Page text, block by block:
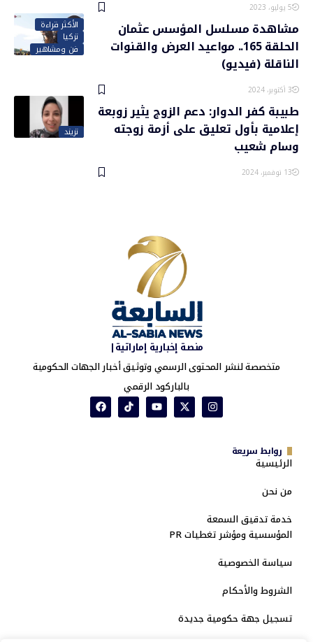
5 يوليو، 2023
الأكثر قراءة
تركيا
فن ومشاهير
مشاهدة مسلسل المؤسس عثمان
الحلقة 165.. مواعيد العرض والقنوات
الناقلة (فيديو)
3 أكتوبر، 2024
تريند
طبيبة كفر الدوار: دعم الزوج يثير زوبعة
إعلامية بأول تعليق على أزمة زوجته
وسام شعيب
13 نوفمبر، 2024
منصة إخبارية إماراتية|
متخصصة لنشر المحتوى الرسمي وتوثيق أخبار الجهات الحكومية
بالباركود الرقمي
روابط سريعة
الرئيسية
من نحن
خدمة تدقيق السمعة
المؤسسية ومؤشر تغطيات PR
سياسة الخصوصية
الشروط والأحكام
تسجيل جهة حكومية جديدة